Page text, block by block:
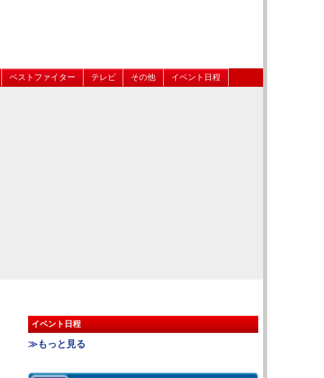
ベストファイター テレビ その他 イベント日程
イベント日程
≫もっと見る